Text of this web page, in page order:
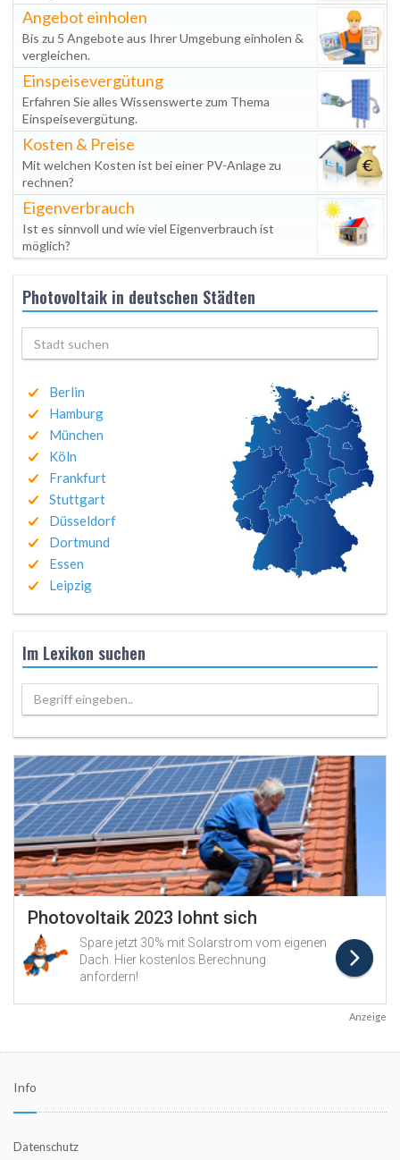
Angebot einholen
Bis zu 5 Angebote aus Ihrer Umgebung einholen &
vergleichen.
Einspeisevergütung
Erfahren Sie alles Wissenswerte zum Thema
Einspeisevergütung.
Kosten & Preise
Mit welchen Kosten ist bei einer PV-Anlage zu
rechnen?
Eigenverbrauch
Ist es sinnvoll und wie viel Eigenverbrauch ist
möglich?
Photovoltaik in deutschen Städten
Berlin
Hamburg
München
Köln
Frankfurt
Stuttgart
Düsseldorf
Dortmund
Essen
Leipzig
Im Lexikon suchen
Begriff eingeben..
Anzeige
Info
Datenschutz